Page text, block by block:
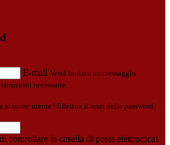
E-mail Verrà inviato un messaggio
necessarie.
al nome utente? Effettua il reset della password
controllare la casella di posta elettronica!